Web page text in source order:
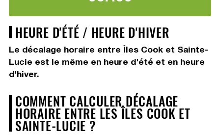
HEURE D'ÉTÉ / HEURE D'HIVER
Le décalage horaire entre Îles Cook et Sainte-
Lucie est le même en heure d'été et en heure
d'hiver.
COMMENT CALCULER DÉCALAGE
HORAIRE ENTRE LES ÎLES COOK ET
SAINTE-LUCIE ?